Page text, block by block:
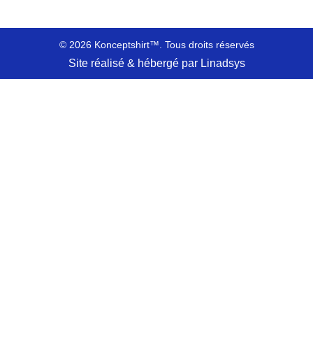
© 2026 Konceptshirt™. Tous droits réservés
Site réalisé & hébergé par Linadsys